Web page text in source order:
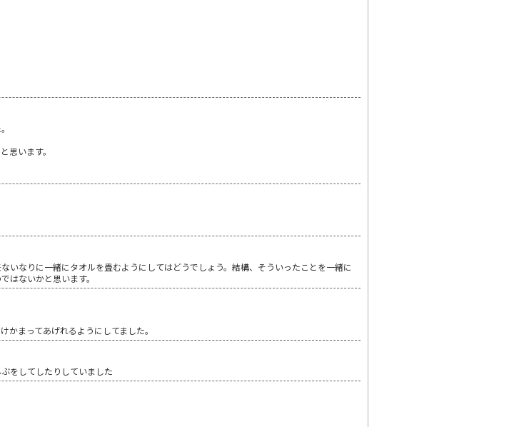
思います。
いなりに一緒にタオルを畳むようにしてはどうでしょう。結構、そういったことを一緒に
はないかと思います。
まってあげれるようにしてました。
をしてしたりしていました